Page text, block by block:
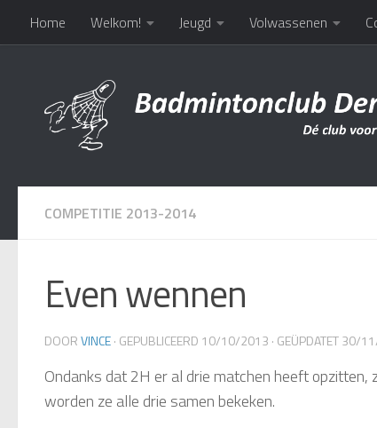
Doorgaan naar inhoud
Home Welkom! Jeugd Volwassenen
COMPETITIE 2013-2014
Even wennen
DOORVINCE· GEPUBLICEERD 10/10/2013 · GEÜPDATET30/
Ondanks dat 2H er al drie matchen heeft opzitten,
worden ze alle drie samen bekeken.